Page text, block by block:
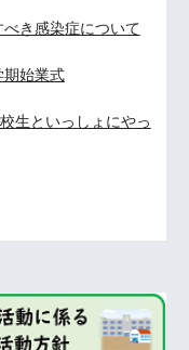
き感染症について
始業式
生といっしょにやっ